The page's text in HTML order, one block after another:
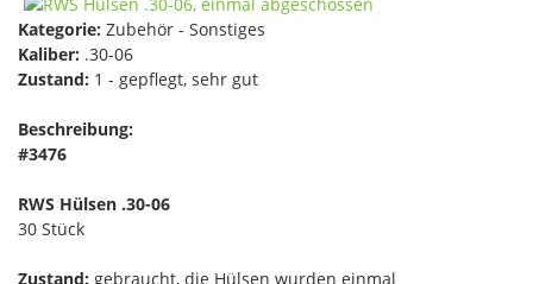
Kategorie: Zubehör - Sonstiges
Kaliber: .30-06
Zustand: 1 - gepflegt, sehr gut
Beschreibung:
#3476
RWS Hülsen .30-06
30 Stück
Zustand: gebraucht, die Hülsen wurden einmal